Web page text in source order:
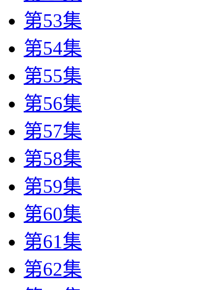
第53集
第54集
第55集
第56集
第57集
第58集
第59集
第60集
第61集
第62集